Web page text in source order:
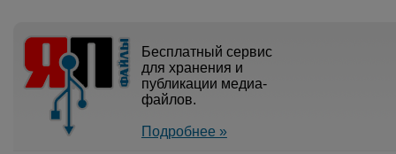
Бесплатный сервис
для хранения и
публикации медиа-
файлов.
Подробнее »